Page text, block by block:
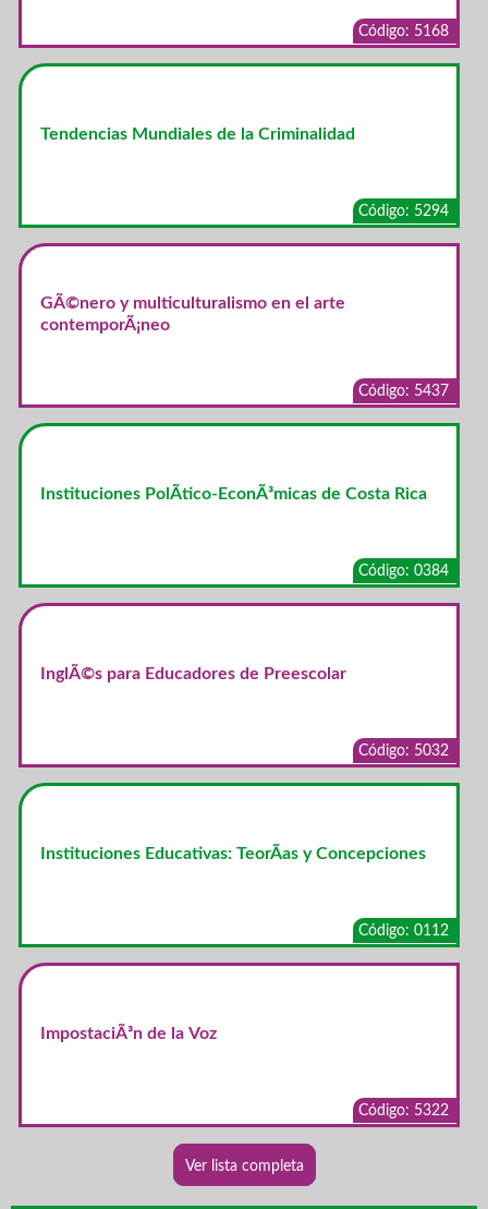
Código: 5168
Tendencias Mundiales de la Criminalidad
Código: 5294
GÃ©nero y multiculturalismo en el arte
contemporÃ¡neo
Código: 5437
Instituciones PolÃ­tico-EconÃ³micas de Costa Rica
Código: 0384
InglÃ©s para Educadores de Preescolar
Código: 5032
Instituciones Educativas: TeorÃ­as y Concepciones
Código: 0112
ImpostaciÃ³n de la Voz
Código: 5322
Ver lista completa